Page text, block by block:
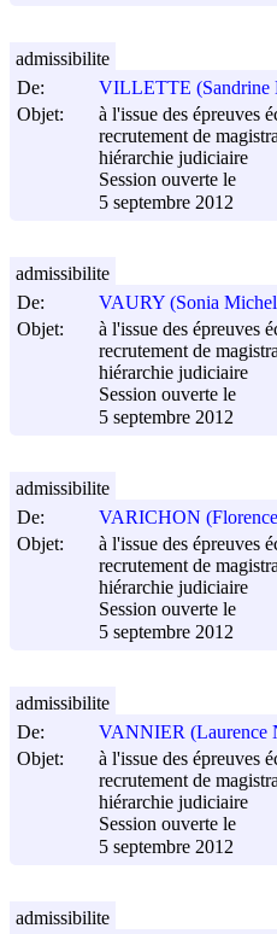
De:
VILLETTE (Sandrine
Objet:
à l'issue des épreuves
recrutement de
hiérarchie judiciaire
Session ouverte le
5 septembre 2012
admissibilite
De:
VAURY (Sonia
Objet:
à l'issue des épreuves
recrutement de
hiérarchie judiciaire
Session ouverte le
5 septembre 2012
admissibilite
De:
VARICHON
Objet:
à l'issue des épreuves
recrutement de
hiérarchie judiciaire
Session ouverte le
5 septembre 2012
admissibilite
De:
VANNIER (Laurence
Objet:
à l'issue des épreuves
recrutement de
hiérarchie judiciaire
Session ouverte le
5 septembre 2012
admissibilite
admissibilite